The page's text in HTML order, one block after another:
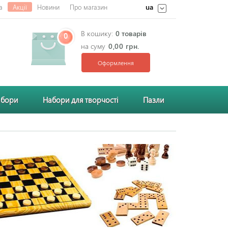
Акції Новини Про магазин ua
0 В кошику: 0 товарів
на суму 0,00 грн.
Оформлення
Набори для творчості Пазли